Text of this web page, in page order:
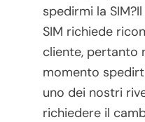
spedirmi la
SIM richiede
cliente, pertanto
momento
uno dei nostri
richiedere il